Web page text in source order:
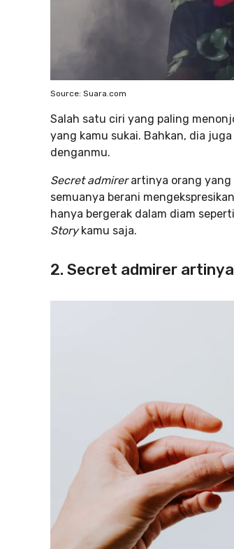
Source: Suara.com
Salah satu ciri yang paling
yang kamu sukai. Bahkan, dia
denganmu.
Secret admirerartinya orang yang
semuanya berani
hanya bergerak dalam diam
Storykamu saja.
2. Secret admirer